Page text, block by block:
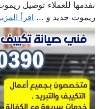
نقدمها للعملاء توصيل
ريموت جديد و ... اقرأ